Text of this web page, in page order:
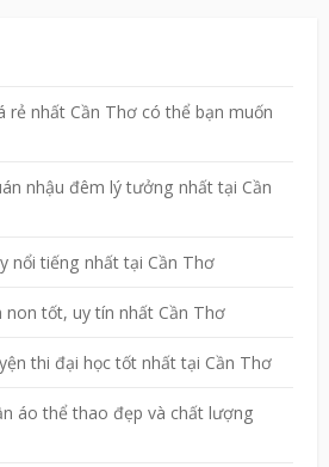
rẻ nhất Cần Thơ có thể bạn muốn
nhậu đêm lý tưởng nhất tại Cần
nổi tiếng nhất tại Cần Thơ
tốt, uy tín nhất Cần Thơ
thi đại học tốt nhất tại Cần Thơ
áo thể thao đẹp và chất lượng